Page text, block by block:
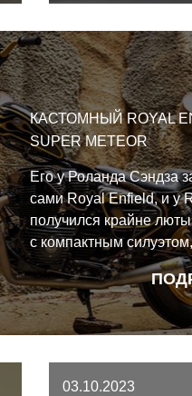
американском
КАСТОМНЫЙ ROYAL
SUPER METEOR
Его у Роланда Сэндза
сами Royal Enfield, и у
получился крайне
с компактным
переключателем
только задним
красота, да и только.
03.10.2023